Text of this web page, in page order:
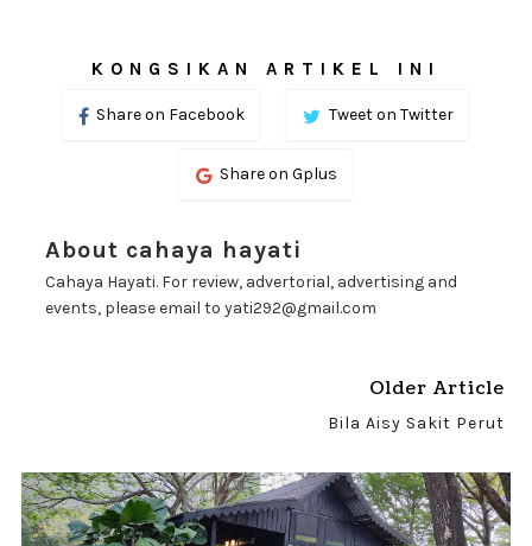
KONGSIKAN ARTIKEL INI
Share on Facebook Tweet on Twitter
Share on Gplus
About cahaya hayati
Cahaya Hayati. For review, advertorial, advertising and
events, please email to yati292@gmail.com
Older Article
Bila Aisy Sakit Perut